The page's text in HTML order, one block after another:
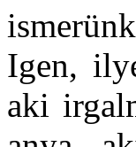
Igen,
aki